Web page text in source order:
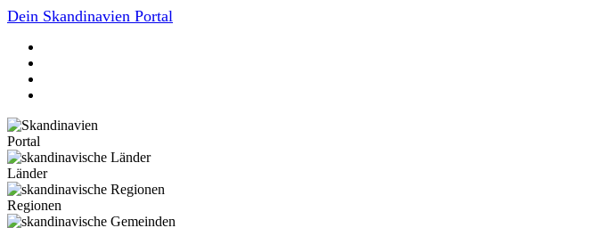
Dein Skandinavien Portal
Portal
Länder
Regionen